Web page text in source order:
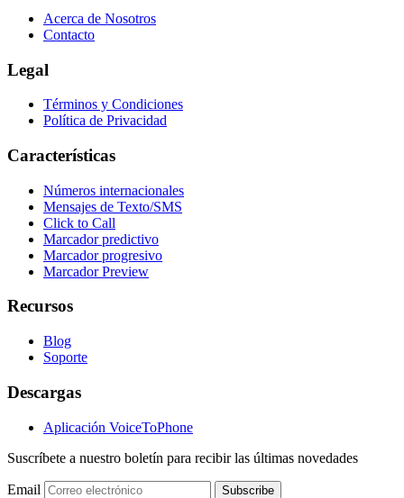
Acerca de Nosotros
Contacto
Legal
Términos y Condiciones
Política de Privacidad
Características
Números internacionales
Mensajes de Texto/SMS
Click to Call
Marcador predictivo
Marcador progresivo
Marcador Preview
Recursos
Blog
Soporte
Descargas
Aplicación VoiceToPhone
Suscríbete a nuestro boletín para recibir las últimas novedades
Email Subscribe